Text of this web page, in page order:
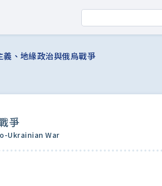
義、地緣政治與俄烏戰爭
爭
Ukrainian War